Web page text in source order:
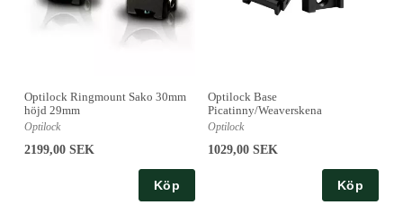
Optilock Ringmount Sako 30mm
höjd 29mm
Optilock
2199,00 SEK
Köp
Optilock Base
Picatinny/Weaverskena
Optilock
1029,00 SEK
Köp